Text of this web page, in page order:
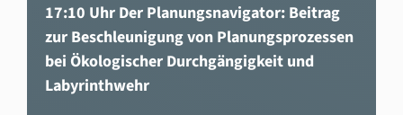
17:10 Uhr Der Planungsnavigator: Beitrag
zur Beschleunigung von Planungsprozessen
bei Ökologischer Durchgängigkeit und
Labyrinthwehr